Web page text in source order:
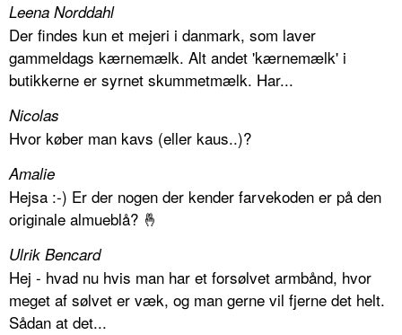
Leena Norddahl
Der findes kun et mejeri i danmark, som laver
gammeldags kærnemælk. Alt andet 'kærnemælk' i
butikkerne er syrnet skummetmælk. Har...
Nicolas
Hvor køber man kavs (eller kaus..)?
Amalie
Hejsa :-) Er der nogen der kender farvekoden er på den
originale almueblå? 🤞
Ulrik Bencard
Hej - hvad nu hvis man har et forsølvet armbånd, hvor
meget af sølvet er væk, og man gerne vil fjerne det helt.
Sådan at det...